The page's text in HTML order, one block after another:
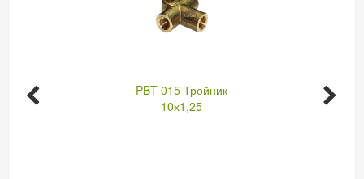
PBT 015 Тройник
10х1,25